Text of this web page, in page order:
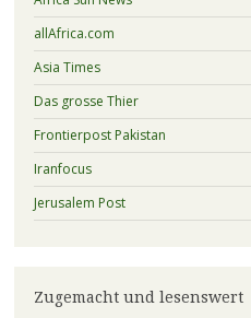
allAfrica.com
Asia Times
Das grosse Thier
Frontierpost Pakistan
Iranfocus
Jerusalem Post
Zugemacht und lesenswert